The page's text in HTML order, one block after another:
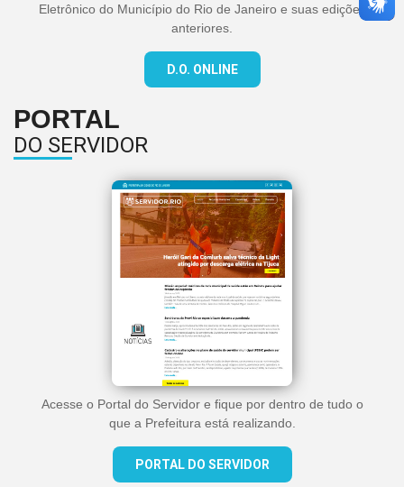
Eletrônico do Município do Rio de Janeiro e suas edições
anteriores.
D.O. ONLINE
PORTAL
DO SERVIDOR
Acesse o Portal do Servidor e fique por dentro de tudo o
que a Prefeitura está realizando.
PORTAL DO SERVIDOR